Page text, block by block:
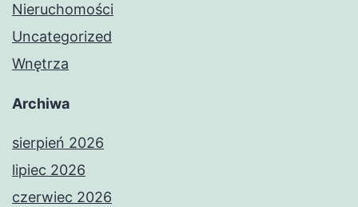
Nieruchomości
Uncategorized
Wnętrza
Archiwa
sierpień 2026
lipiec 2026
czerwiec 2026